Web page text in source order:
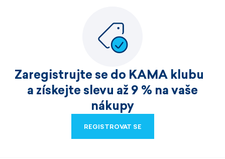
Zaregistrujte se do KAMA klubu
a získejte slevu až 9 % na vaše
nákupy
REGISTROVAT SE